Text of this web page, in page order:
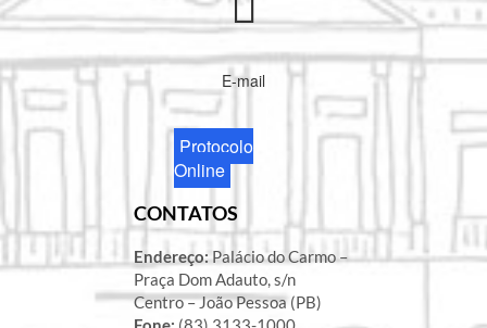
E-mail
Protocolo
Online
CONTATOS
Endereço:Palácio do Carmo –
Praça Dom Adauto, s/n
Centro – João Pessoa (PB)